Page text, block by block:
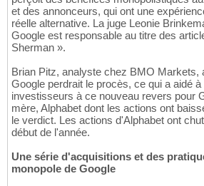
et des annonceurs, qui ont une
réelle alternative. La juge Leonie
Google est responsable au titre des
Sherman ».
Brian Pitz, analyste chez BMO Markets,
Google perdrait le procès, ce qui a aidé à
investisseurs à ce nouveau revers pour
mère, Alphabet dont les actions ont
le verdict. Les actions d'Alphabet ont
début de l'année.
Une série d'acquisitions et des
monopole de Google